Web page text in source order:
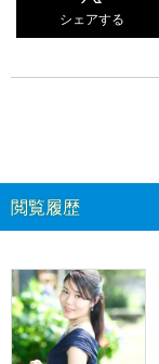
シェアする
閲覧履歴